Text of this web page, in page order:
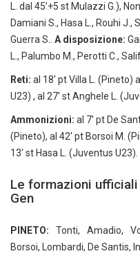
L. dal 45’+5 st Mulazzi G.),
Damiani S., Hasa L., Rouhi J.,
Guerra S.. A disposizione:
L., Palumbo M., Perotti C.,
Reti: al 18′ pt Villa L. (Pineto)
U23) , al 27′ st Anghele L.
Ammonizioni: al 7′ pt De
(Pineto), al 42′ pt Borsoi M.
13′ st Hasa L. (Juventus U23).
Le formazioni
Gen
PINETO: Tonti, Amadio,
Borsoi, Lombardi, De Santis,